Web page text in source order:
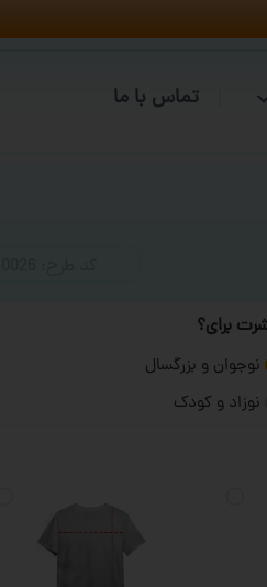
تماس با ما
برای؟
نوجوان و بزرگسال
نوزاد و کودک